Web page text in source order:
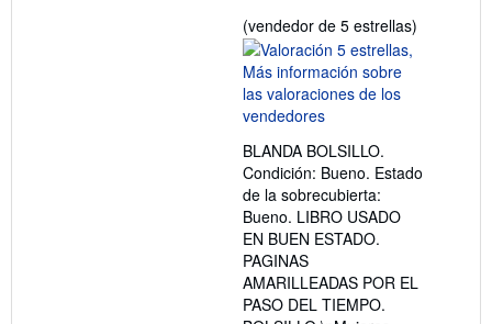
(vendedor de 5 estrellas)
BLANDA BOLSILLO.
Condición: Bueno. Estado
de la sobrecubierta:
Bueno. LIBRO USADO
EN BUEN ESTADO.
PAGINAS
AMARILLEADAS POR EL
PASO DEL TIEMPO.